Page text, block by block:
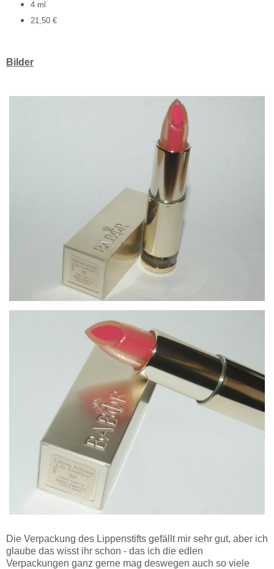
4 ml
21,50 €
Bilder
Die Verpackung des Lippenstifts gefällt mir sehr gut, aber ich
glaube das wisst ihr schon - das ich die edlen
Verpackungen ganz gerne mag deswegen auch so viele